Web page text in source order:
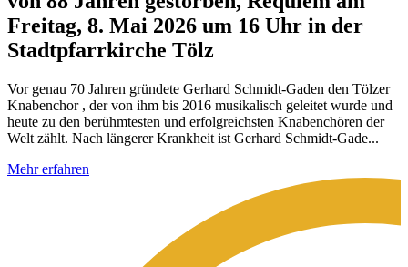
Freitag, 8. Mai 2026 um 16 Uhr in der
Stadtpfarrkirche Tölz
Vor genau 70 Jahren gründete Gerhard Schmidt-Gaden den Tölzer
Knabenchor , der von ihm bis 2016 musikalisch geleitet wurde und
heute zu den berühmtesten und erfolgreichsten Knabenchören der
Welt zählt. Nach längerer Krankheit ist Gerhard Schmidt-Gade...
Mehr erfahren